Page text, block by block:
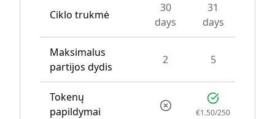
Ciklo trukmė
30
days
31
days
Maksimalus
partijos dydis
2 5
Tokenų
papildymai
€1.50/250